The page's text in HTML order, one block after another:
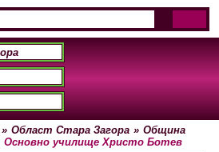
» Област Стара Загора » Община
Основно училище Христо Ботев